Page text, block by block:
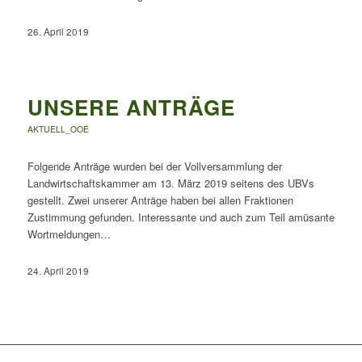
26. April 2019
UNSERE ANTRÄGE
AKTUELL_OOE
Folgende Anträge wurden bei der Vollversammlung der
Landwirtschaftskammer am 13. März 2019 seitens des UBVs
gestellt. Zwei unserer Anträge haben bei allen Fraktionen
Zustimmung gefunden. Interessante und auch zum Teil amüsante
Wortmeldungen…
24. April 2019